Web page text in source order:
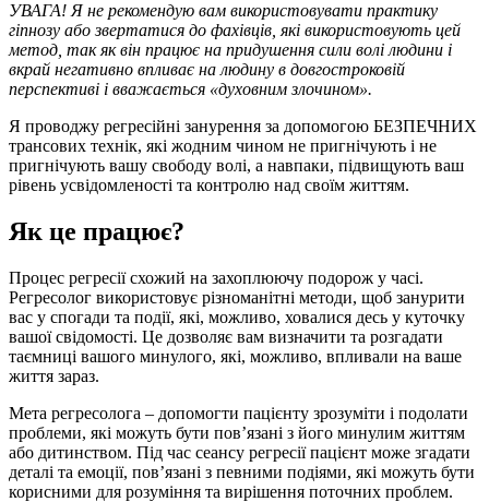
УВАГА! Я не рекомендую вам використовувати практику
гіпнозу або звертатися до фахівців, які використовують цей
метод, так як він працює на придушення сили волі людини і
вкрай негативно впливає на людину в довгостроковій
перспективі і вважається «духовним злочином».
Я проводжу регресійні занурення за допомогою БЕЗПЕЧНИХ
трансових технік, які жодним чином не пригнічують і не
пригнічують вашу свободу волі, а навпаки, підвищують ваш
рівень усвідомленості та контролю над своїм життям.
Як це працює?
Процес регресії схожий на захоплюючу подорож у часі.
Регресолог використовує різноманітні методи, щоб занурити
вас у спогади та події, які, можливо, ховалися десь у куточку
вашої свідомості. Це дозволяє вам визначити та розгадати
таємниці вашого минулого, які, можливо, впливали на ваше
життя зараз.
Мета регресолога – допомогти пацієнту зрозуміти і подолати
проблеми, які можуть бути пов’язані з його минулим життям
або дитинством. Під час сеансу регресії пацієнт може згадати
деталі та емоції, пов’язані з певними подіями, які можуть бути
корисними для розуміння та вирішення поточних проблем.